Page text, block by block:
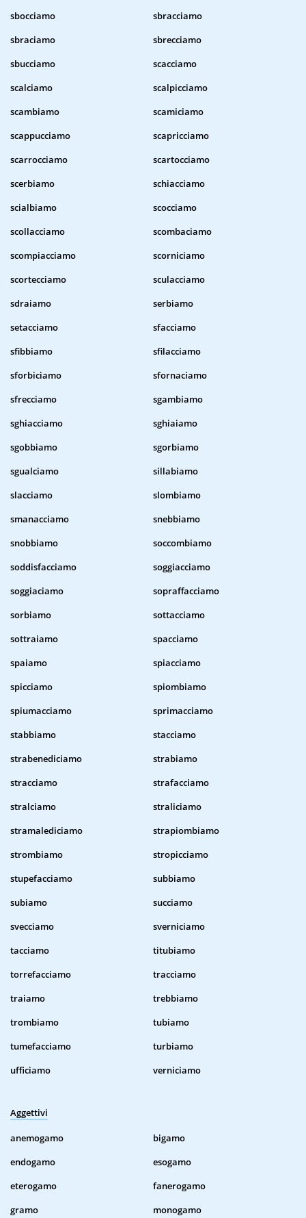
sbocciamo
sbracciamo
sbraciamo
sbrecciamo
sbucciamo
scacciamo
scalciamo
scalpicciamo
scambiamo
scamiciamo
scappucciamo
scapricciamo
scarrocciamo
scartocciamo
scerbiamo
schiacciamo
scialbiamo
scocciamo
scollacciamo
scombaciamo
scompiacciamo
scorniciamo
scortecciamo
sculacciamo
sdraiamo
serbiamo
setacciamo
sfacciamo
sfibbiamo
sfilacciamo
sforbiciamo
sfornaciamo
sfrecciamo
sgambiamo
sghiacciamo
sghiaiamo
sgobbiamo
sgorbiamo
sgualciamo
sillabiamo
slacciamo
slombiamo
smanacciamo
snebbiamo
snobbiamo
soccombiamo
soddisfacciamo
soggiacciamo
soggiaciamo
sopraffacciamo
sorbiamo
sottacciamo
sottraiamo
spacciamo
spaiamo
spiacciamo
spicciamo
spiombiamo
spiumacciamo
sprimacciamo
stabbiamo
stacciamo
strabenediciamo
strabiamo
stracciamo
strafacciamo
stralciamo
straliciamo
stramalediciamo
strapiombiamo
strombiamo
stropicciamo
stupefacciamo
subbiamo
subiamo
succiamo
svecciamo
sverniciamo
tacciamo
titubiamo
torrefacciamo
tracciamo
traiamo
trebbiamo
trombiamo
tubiamo
tumefacciamo
turbiamo
ufficiamo
verniciamo
Aggettivi
anemogamo
bigamo
endogamo
esogamo
eterogamo
fanerogamo
gramo
monogamo